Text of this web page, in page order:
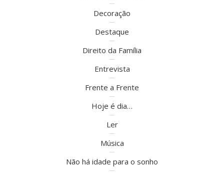
Decoração
Destaque
Direito da Família
Entrevista
Frente a Frente
Hoje é dia…
Ler
Música
Não há idade para o sonho